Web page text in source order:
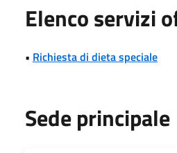
Elenco servizi
• Richiesta di dieta speciale
Sede principale